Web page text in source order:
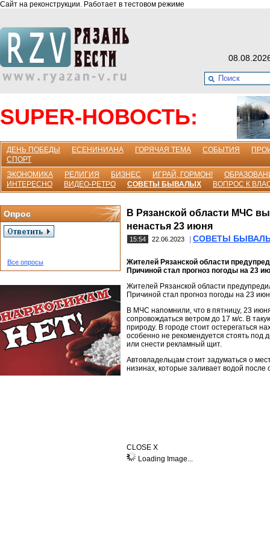
Сайт на реконструкции. Работает в тестовом режиме
SUPER-НОВОСТЬ:
ДЕНЬ ПОБЕДЫ ЕСЕНИНИАНА ГОРЯЧАЯ ТЕМА СОБЫТИЯ
СПОРТ
ЭКОНОМИКА
РЕЛИГИЯ БИЗНЕС ИГРАЙ, ГОРМОН!
ИНТЕРЕСНО
ВИДЕО-РЕТРО СОВЕТЫ БЫВАЛЫХ ВОПРОС К
Опрос
Все опросы
В Рязанской области МЧС
ненастья 23 июня
15:54 22.06.2023 СОВЕТЫ
Жителей Рязанской области
Причиной стал прогноз погоды на 23
Жителей Рязанской области
Причиной стал прогноз погоды на 23
В МЧС напомнили, что в пятницу, 23
сопровождаться ветром до 17 м/с. В
природу. В городе стоит остерегаться
особенно не рекомендуется стоять под
или снести рекламный щит.
Автовладельцам стоит задуматься о
низинах, которые заливает водой после
CLOSE X
Loading Image...